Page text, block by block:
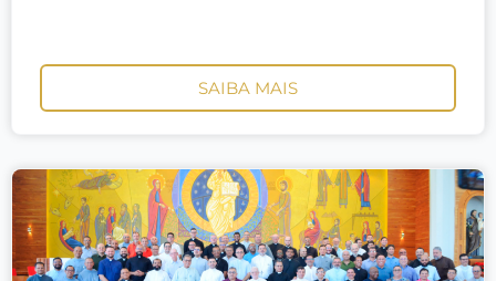
SAIBA MAIS